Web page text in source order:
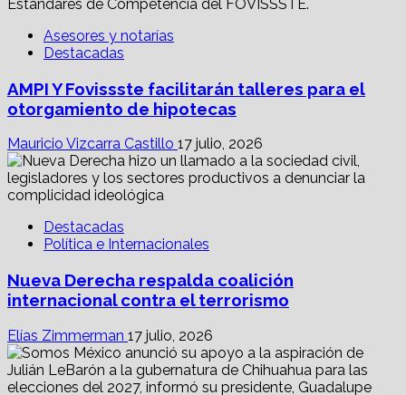
Asesores y notarías
Destacadas
AMPI Y Fovissste facilitarán talleres para el
otorgamiento de hipotecas
Mauricio Vizcarra Castillo 17 julio, 2026
Destacadas
Política e Internacionales
Nueva Derecha respalda coalición
internacional contra el terrorismo
Elías Zimmerman 17 julio, 2026